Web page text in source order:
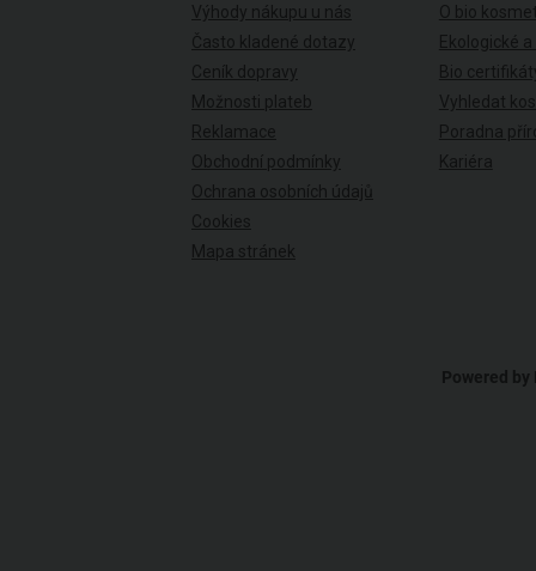
Výhody nákupu u nás
Často kladené dotazy
Ceník dopravy
Možnosti plateb
Reklamace
Obchodní podmínky
Ochrana osobních údajů
Cookies
Mapa stránek
O bio
Ekologické
Bio
Vyhledat
Poradna
Kariéra
Powered by